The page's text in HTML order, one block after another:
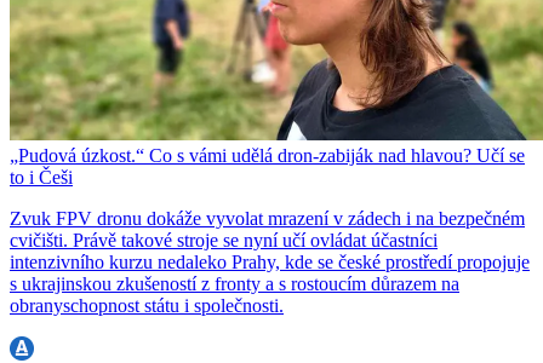
„Pudová úzkost.“ Co s vámi udělá dron-zabiják nad hlavou? Učí se
to i Češi
Zvuk FPV dronu dokáže vyvolat mrazení v zádech i na bezpečném
cvičišti. Právě takové stroje se nyní učí ovládat účastníci
intenzivního kurzu nedaleko Prahy, kde se české prostředí propojuje
s ukrajinskou zkušeností z fronty a s rostoucím důrazem na
obranyschopnost státu i společnosti.